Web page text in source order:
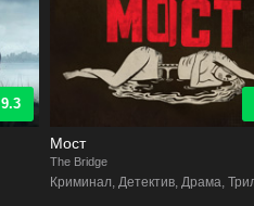
9.3
Мост
The Bridge
Криминал, Детектив, Драма,